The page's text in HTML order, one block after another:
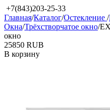
+7(843)203-25-33
Главная/Каталог/Остекление /
Окна/Трёхстворчатое окно/
окно
‍25850‍ RUB
В корзину